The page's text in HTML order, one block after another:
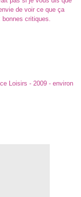
de voir ce que ça
critiques.
Loisirs - 2009 - environ